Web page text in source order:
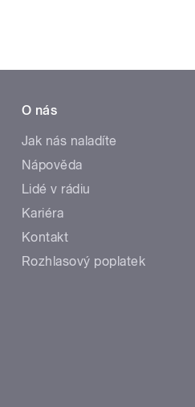
O nás
Jak nás naladíte
Nápověda
Lidé v rádiu
Kariéra
Kontakt
Rozhlasový poplatek